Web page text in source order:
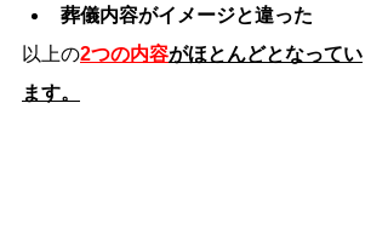
葬儀内容がイメージと違った
以上の2つの内容がほとんどとなってい
ます。